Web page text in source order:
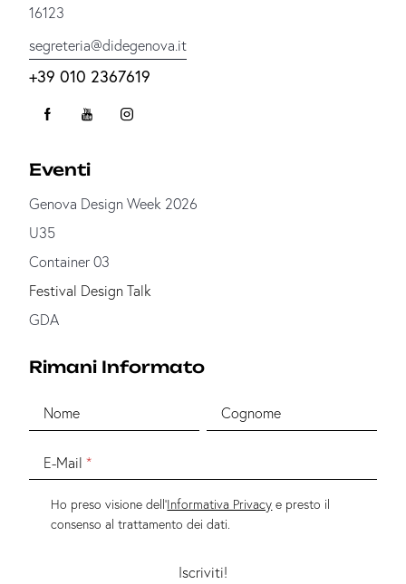
16123
segreteria@didegenova.it
+39 010 2367619
Eventi
Genova Design Week 2026
U35
Container 03
Festival Design Talk
GDA
Rimani Informato
Nome Cognome
E-Mail
Ho preso visione dell'Informativa Privacy e presto il
consenso al trattamento dei dati.